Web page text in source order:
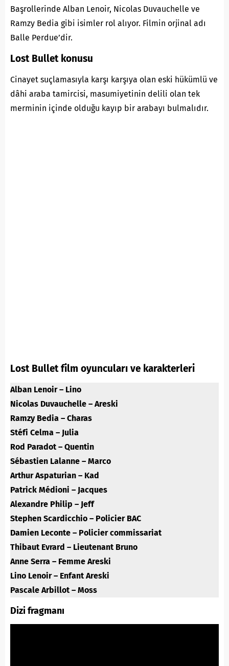
Başrollerinde Alban Lenoir, Nicolas Duvauchelle ve
Ramzy Bedia gibi isimler rol alıyor. Filmin orjinal adı
Balle Perdue’dir.
Lost Bullet konusu
Cinayet suçlamasıyla karşı karşıya olan eski hükümlü ve
dâhi araba tamircisi, masumiyetinin delili olan tek
merminin içinde olduğu kayıp bir arabayı bulmalıdır.
Lost Bullet film oyuncuları ve karakterleri
Alban Lenoir – Lino
Nicolas Duvauchelle – Areski
Ramzy Bedia – Charas
Stéfi Celma – Julia
Rod Paradot – Quentin
Sébastien Lalanne – Marco
Arthur Aspaturian – Kad
Patrick Médioni – Jacques
Alexandre Philip – Jeff
Stephen Scardicchio – Policier BAC
Damien Leconte – Policier commissariat
Thibaut Evrard – Lieutenant Bruno
Anne Serra – Femme Areski
Lino Lenoir – Enfant Areski
Pascale Arbillot – Moss
Dizi fragmanı